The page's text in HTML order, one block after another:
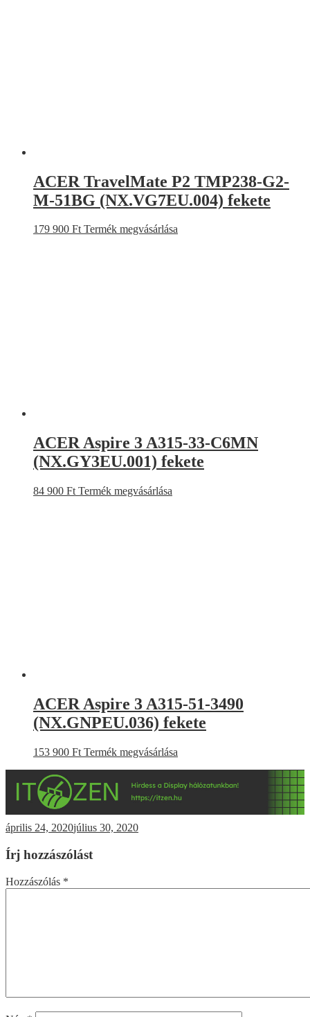
ACER TravelMate P2 TMP238-G2-
M-51BG (NX.VG7EU.004) fekete
179 900 Ft Termék megvásárlása
ACER Aspire 3 A315-33-C6MN
(NX.GY3EU.001) fekete
84 900 Ft Termék megvásárlása
ACER Aspire 3 A315-51-3490
(NX.GNPEU.036) fekete
153 900 Ft Termék megvásárlása
április 24, 2020július 30, 2020
Írj hozzászólást
Hozzászólás *